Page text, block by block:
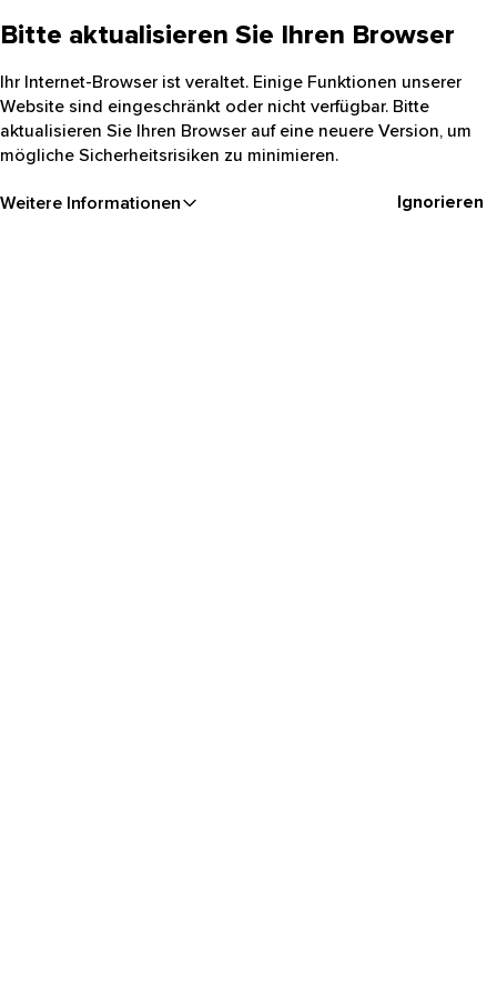
Bitte aktualisieren Sie Ihren Browser
Ihr Internet-Browser ist veraltet. Einige Funktionen unserer
Website sind eingeschränkt oder nicht verfügbar. Bitte
aktualisieren Sie Ihren Browser auf eine neuere Version, um
mögliche Sicherheitsrisiken zu minimieren.
Weitere Informationen Ignorieren